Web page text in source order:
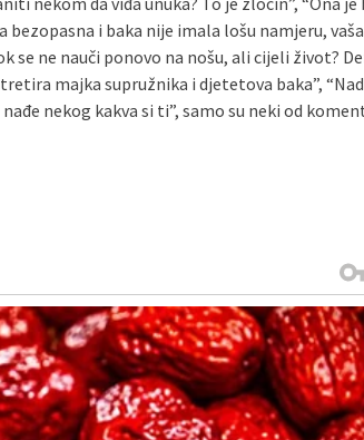
i baka nije imala lošu namjeru,
se ne nauči ponovo na nošu, ali cijeli život?
majka supružnika i djetetova baka”,
nekog kakva si ti”, samo su neki od